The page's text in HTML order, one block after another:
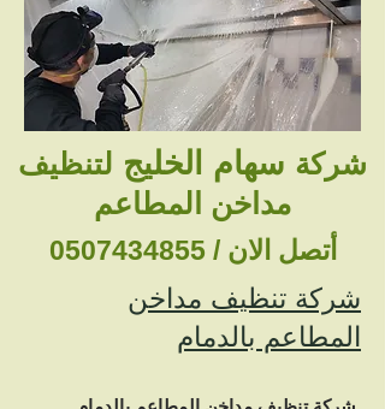
شركة سهام الخليج لتنظيف
مداخن المطاعم
أتصل الان /0507434855
شركة تنظيف مداخن
المطاعم بالدمام